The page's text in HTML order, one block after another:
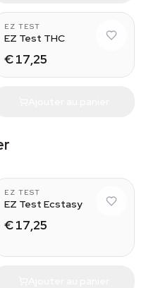
EZ TEST
EZ Test THC
€ 17,25
EZ TEST
EZ Test Ecstasy
€ 17,25